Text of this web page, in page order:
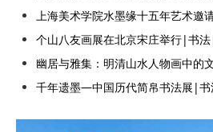
上海美术学院水墨缘十五年艺术邀
个山八友画展在北京宋庄举行|书
幽居与雅集：明清山水人物画中的
千年遗墨—中国历代简帛书法展|书